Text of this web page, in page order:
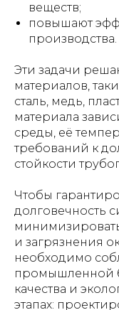
веществ;
повышают
производства.
Эти задачи
материалов,
сталь, медь,
материала
среды, её
требований к
стойкости
Чтобы
долговечность
и загрязнения
необходимо
промышленной
качества и
этапах: